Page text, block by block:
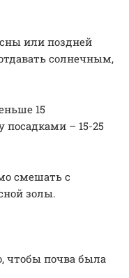
или поздней
солнечным,
15
посадками – 15-25
смешать с
золы.
чтобы почва была